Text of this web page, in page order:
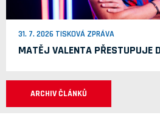
31. 7. 2026 TISKOVÁ ZPRÁVA
MATĚJ VALENTA PŘESTUPUJE
ARCHIV ČLÁNKŮ